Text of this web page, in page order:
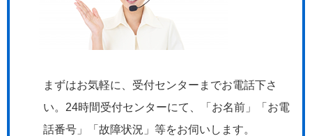
まずはお気軽に、受付センターまでお電話下さ
い。24時間受付センターにて、「お名前」「お電
話番号」「故障状況」等をお伺いします。